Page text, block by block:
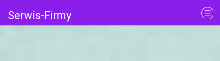
Serwis-Firmy